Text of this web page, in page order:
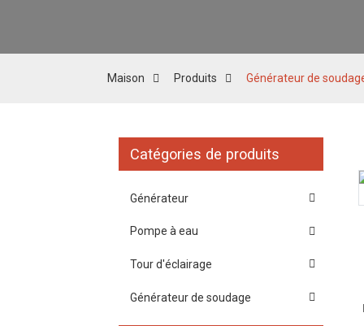
Maison Produits Générateur de
Catégories de produits
Générateur
Pompe à eau
Tour d'éclairage
Générateur de soudage